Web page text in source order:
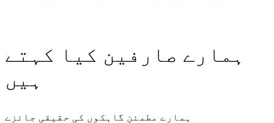
ہمارے صارفین کیا کہتے
ہیں
ہمارے مطمئن گاہکوں کی حقیقی جائزے